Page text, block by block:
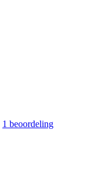
1 beoordeling